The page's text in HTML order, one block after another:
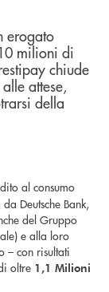
erogato
milioni di
chiude
attese,
della
al consumo
Deutsche Bank,
del Gruppo
e alla loro
– con risultati
oltre 1,1 Milioni